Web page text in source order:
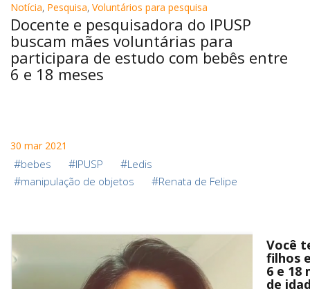
Notícia, Pesquisa, Voluntários para pesquisa
Docente e pesquisadora do IPUSP
buscam mães voluntárias para
participara de estudo com bebês entre
6 e 18 meses
30 mar 2021
#bebes #IPUSP #Ledis
#manipulação de objetos #Renata de Felipe
Você
filhos
6 e 18
de